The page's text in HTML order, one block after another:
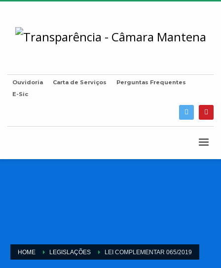
Ouvidoria Carta de Serviços
Perguntas Frequentes
E-Sic
HOME LEGISLAÇÕES LEI COMPLEMENTAR 065/2019